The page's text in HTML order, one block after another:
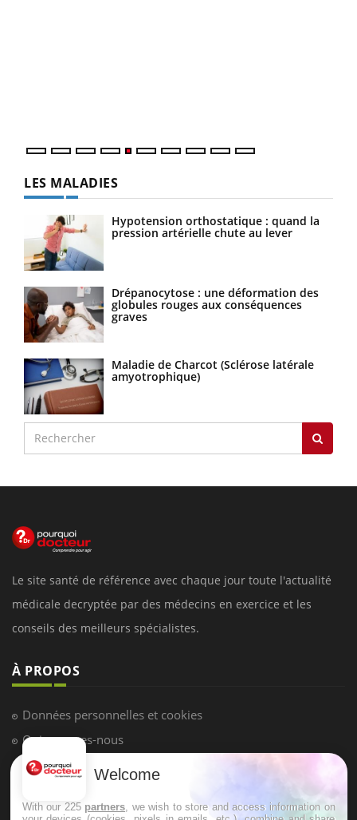
LES MALADIES
Hypotension orthostatique : quand la
pression artérielle chute au lever
Drépanocytose : une déformation des
globules rouges aux conséquences
graves
Maladie de Charcot (Sclérose latérale
amyotrophique)
Le site santé de référence avec chaque jour toute l'actualité
médicale decryptée par des médecins en exercice et les
conseils des meilleurs spécialistes.
À PROPOS
Données personnelles et cookies
Qui sommes-nous
Conditions d'utilisation
Mentions Légales
Welcome
With our 225 partners , we wish to store and access information on